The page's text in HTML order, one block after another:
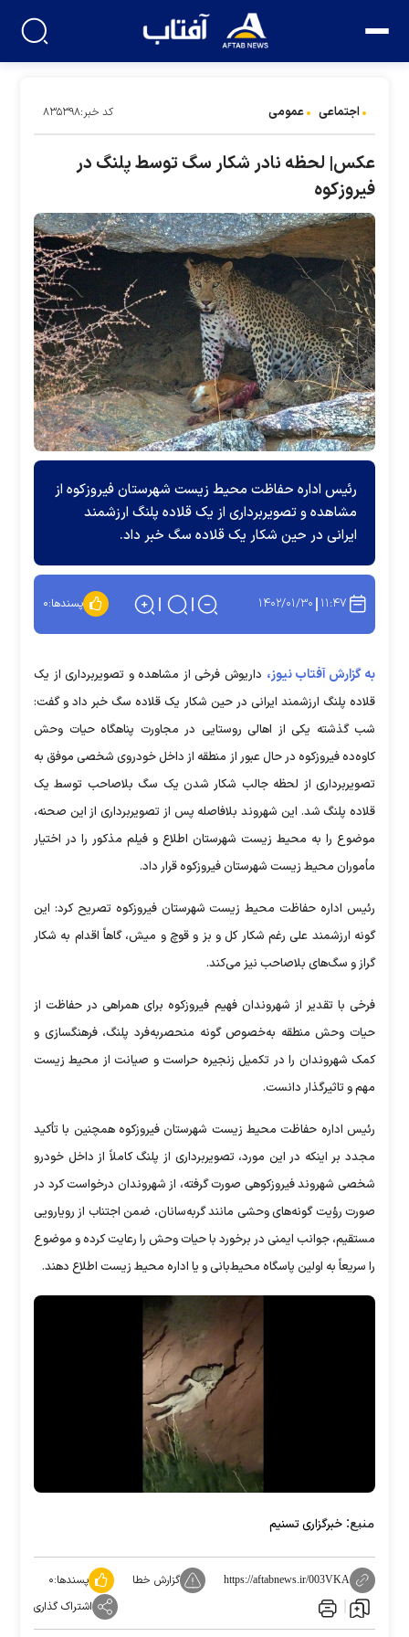
اجتماعی عمومی کد خبر:۸۳۵۳۹۸
عکس| لحظه نادر شکار سگ توسط پلنگ در
فیروزکوه
رئیس اداره حفاظت محیط زیست شهرستان فیروزکوه از
مشاهده و تصویربرداری از یک قلاده پلنگ ارزشمند
ایرانی در حین شکار یک قلاده سگ خبر داد.
۱۱:۴۷ ۱۴۰۲/۰۱/۳۰ پسندها:۰
به گزارش آفتاب نیوز، داریوش فرخی از مشاهده و تصویربرداری از یک
قلاده پلنگ ارزشمند ایرانی در حین شکار یک قلاده سگ خبر داد و گفت:
شب گذشته یکی از اهالی روستایی در مجاورت پناهگاه حیات وحش
کاوه‌ده فیروزکوه در حال عبور از منطقه از داخل خودروی شخصی موفق به
تصویربرداری از لحظه جالب شکار شدن یک سگ بلاصاحب توسط یک
قلاده پلنگ شد. این شهروند بلافاصله پس از تصویربرداری از این صحنه،
موضوع را به محیط زیست شهرستان اطلاع و فیلم مذکور را در اختیار
مأموران محیط زیست شهرستان فیروزکوه قرار داد.
رئیس اداره حفاظت محیط زیست شهرستان فیروزکوه تصریح کرد: این
گونه ارزشمند علی رغم شکار کل و بز و قوچ و میش، گاهاً اقدام به شکار
گراز و سگ‌های بلاصاحب نیز می‌کند.
فرخی با تقدیر از شهروندان فهیم فیروزکوه برای همراهی در حفاظت از
حیات وحش منطقه به‌خصوص گونه منحصربه‌فرد پلنگ، فرهنگسازی و
کمک شهروندان را در تکمیل زنجیره حراست و صیانت از محیط زیست
مهم و تاثیرگذار دانست.
رئیس اداره حفاظت محیط زیست شهرستان فیروزکوه همچنین با تأکید
مجدد بر اینکه در این مورد، تصویربرداری از پلنگ کاملاً از داخل خودرو
شخصی شهروند فیروزکوهی صورت گرفته، از شهروندان درخواست کرد در
صورت رؤیت گونه‌های وحشی مانند گربه‌سانان، ضمن اجتناب از رویارویی
مستقیم، جوانب ایمنی در برخورد با حیات وحش را رعایت کرده و موضوع
را سریعاً به اولین پاسگاه محیط‌بانی و یا اداره محیط زیست اطلاع دهند.
منبع: خبرگزاری تسنیم
https://aftabnews.ir/003VKA گزارش خطا پسندها:۰
اشتراک گذاری